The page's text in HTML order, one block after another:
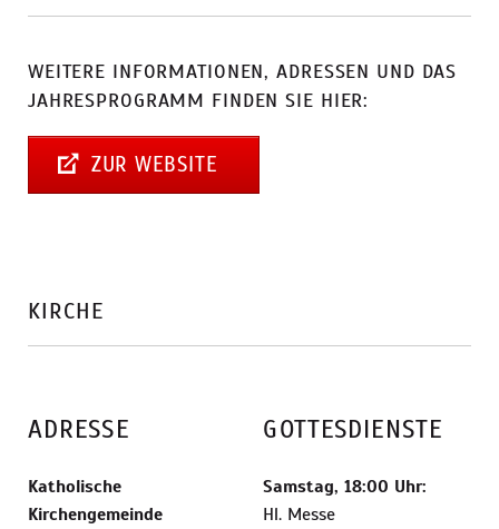
WEITERE INFORMATIONEN, ADRESSEN UND DAS
JAHRESPROGRAMM FINDEN SIE HIER:
ZUR WEBSITE
KIRCHE
ADRESSE
Katholische
Kirchengemeinde
GOTTESDIENSTE
Samstag, 18:00 Uhr:
Hl. Messe